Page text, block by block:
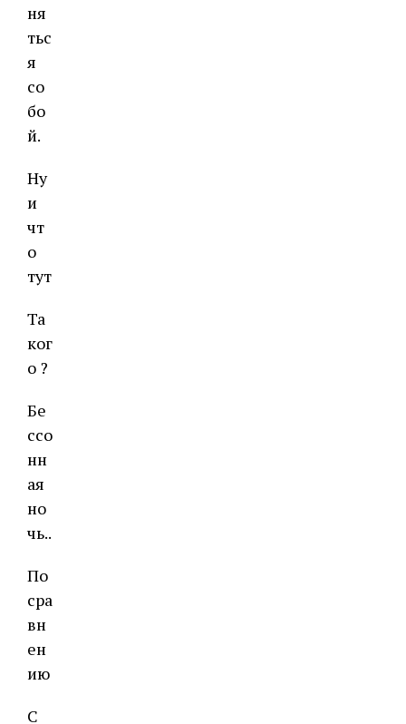
ня
тьс
я
со
бо
й.
Ну
и
чт
о
тут
Та
ког
о ?
Бе
ссо
нн
ая
но
чь..
По
сра
вн
ен
ию
С